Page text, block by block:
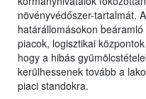
növényvédőszer-tartalmát.
határállomásokon
piacok, logisztikai
hogy a hibás
kerülhessenek tovább a
piaci standokra.